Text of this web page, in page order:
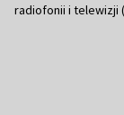
radiofonii i telewizji